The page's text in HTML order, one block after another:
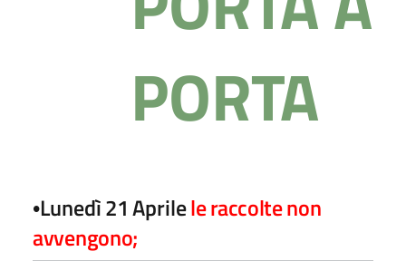
PORTA
•Lunedì21Aprileleraccoltenon
avvengono;